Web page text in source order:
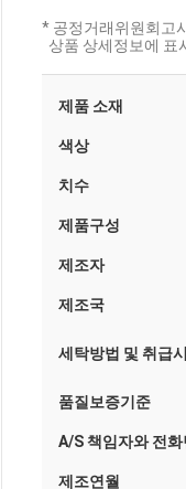
* 공정거래위원회고
상품 상세정보에 표
제품 소재
색상
치수
제품구성
제조자
제조국
세탁방법 및 취급
품질보증기준
A/S 책임자와 전화
제조연월